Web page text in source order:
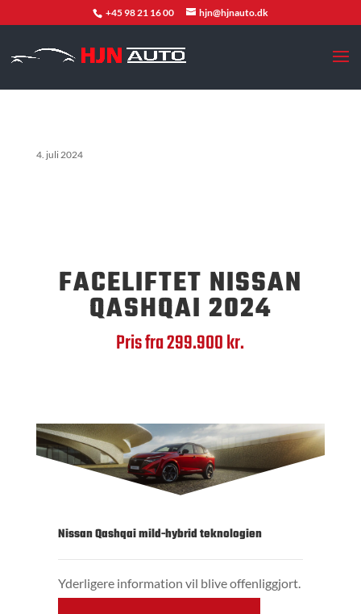
+45 98 21 16 00 hjn@hjnauto.dk
4. juli 2024
FACELIFTET NISSAN
QASHQAI 2024
Pris fra 299.900 kr.
Nissan Qashqai mild-hybrid teknologien
Yderligere information vil blive offenliggjort.